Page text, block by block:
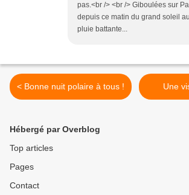
pas.<br /> <br /> Giboulées sur
depuis ce matin du grand soleil
pluie battante...
< Bonne nuit polaire à tous !
Hébergé par Overblog
Top articles
Pages
Contact